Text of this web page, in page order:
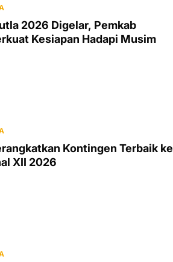
2026 Digelar, Pemkab
Kesiapan Hadapi Musim
Kontingen Terbaik ke
XII 2026